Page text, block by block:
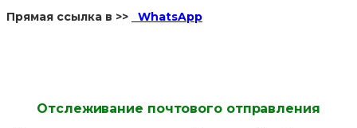
Прямая ссылка в >>
WhatsApp
Отслеживание почтового отправления